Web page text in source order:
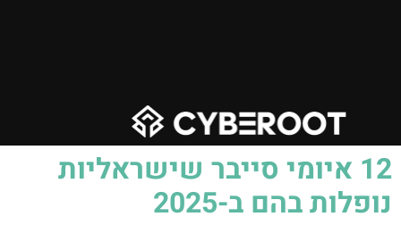
‎12 איומי סייבר שישראליות
נופלות בהם ב-2025